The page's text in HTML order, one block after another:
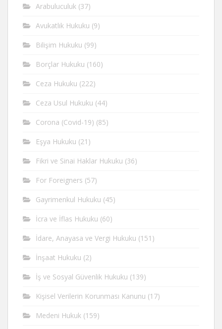
Arabuluculuk (37)
Avukatlık Hukuku (9)
Bilişim Hukuku (99)
Borçlar Hukuku (160)
Ceza Hukuku (222)
Ceza Usul Hukuku (44)
Corona (Covid-19) (85)
Eşya Hukuku (21)
Fikri ve Sinai Haklar Hukuku (36)
For Foreigners (57)
Gayrimenkul Hukuku (45)
İcra ve İflas Hukuku (60)
İdare, Anayasa ve Vergi Hukuku (151)
İnşaat Hukuku (2)
İş ve Sosyal Güvenlik Hukuku (139)
Kişisel Verilerin Korunması Kanunu (17)
Medeni Hukuk (159)